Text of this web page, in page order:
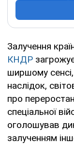
Залучення
КНДР
ширшому сенсі,
наслідок,
про
спеціальної
оголошував
залученням